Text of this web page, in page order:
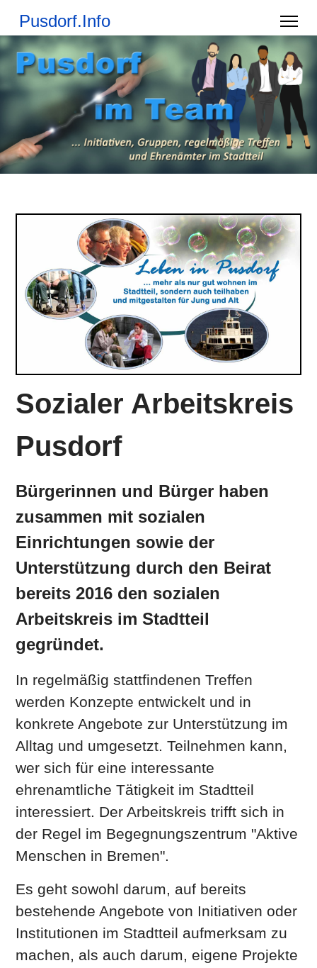
Pusdorf.Info
Sozialer Arbeitskreis
Pusdorf
Bürgerinnen und Bürger haben
zusammen mit sozialen
Einrichtungen sowie der
Unterstützung durch den Beirat
bereits 2016 den sozialen
Arbeitskreis im Stadtteil
gegründet.
In regelmäßig stattfindenen Treffen
werden Konzepte entwickelt und in
konkrete Angebote zur Unterstützung im
Alltag und umgesetzt. Teilnehmen kann,
wer sich für eine interessante
ehrenamtliche Tätigkeit im Stadtteil
interessiert. Der Arbeitskreis trifft sich in
der Regel im Begegnungszentrum "Aktive
Menschen in Bremen".
Es geht sowohl darum, auf bereits
bestehende Angebote von Initiativen oder
Institutionen im Stadtteil aufmerksam zu
machen, als auch darum, eigene Projekte